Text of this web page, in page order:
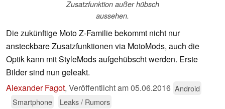
Zusatzfunktion außer hübsch
aussehen.
Die zukünftige Moto Z-Familie bekommt nicht nur
ansteckbare Zusatzfunktionen via MotoMods, auch die
Optik kann mit StyleMods aufgehübscht werden. Erste
Bilder sind nun geleakt.
Alexander Fagot, Veröffentlicht am05.06.2016 Android
Smartphone
Leaks / Rumors